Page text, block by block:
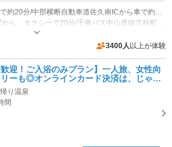
(1)上信越道佐久ICから車で約20分/中部横断自動車道佐久南ICから車で約10分
終受付20:30） 食堂は11:00～20:30(L.O.) 休業：
その他メンテナンス休業あり 3400人 以上が体験
迎！ご入浴のみプラン】一人旅、女性向
ーも◎オンラインカード決済は、じゃら
り温泉
間